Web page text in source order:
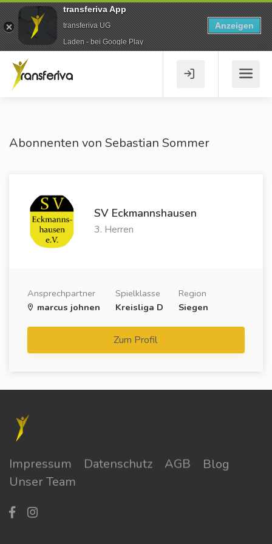
Abonnenten von Sebastian Sommer
SV Eckmannshausen
3. Herren
Ansprechpartner
marcus johnen
Spielklasse
Kreisliga D
Region
Siegen
Zum Profil
Impressum Datenschutz AGB
Blog
Unser Team
transferiva App
transferiva UG
Laden - bei Google Play
Anzeigen